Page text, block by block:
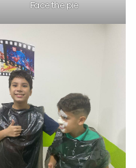
Face the pie